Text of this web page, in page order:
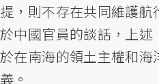
提，則不存在共同維護
於中國官員的談話，上
於在南海的領土主權和
義。